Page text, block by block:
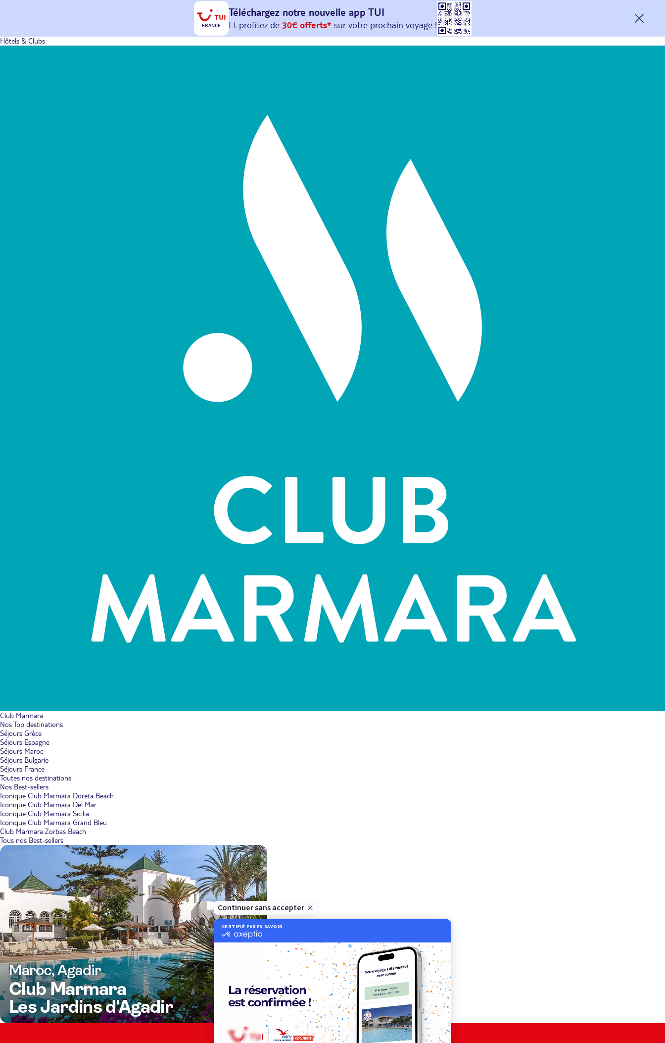
FRANCE
Téléchargez notre nouvelle app TUI
Et profitez de 30€ offerts*sur votreprochain
avec le code : HAPPYAPP
Hôtels & Clubs
Club Marmara
Nos Top destinations
Séjours Grèce
Séjours Espagne
Séjours Maroc
Séjours Bulgarie
Séjours France
Toutes nos destinations
Nos Best-sellers
Iconique Club Marmara Doreta Beach
Iconique Club Marmara Del Mar
Iconique Club Marmara Sicilia
Iconique Club Marmara Grand Bleu
Club Marmara Zorbas Beach
Tous nos Best-sellers